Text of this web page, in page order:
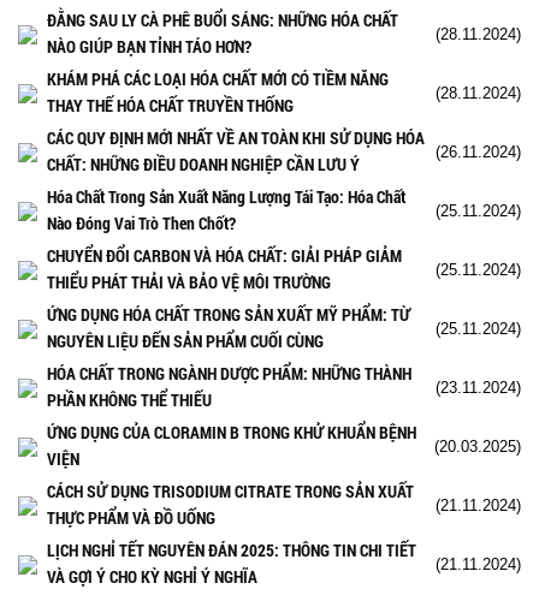
ĐẰNG SAU LY CÀ PHÊ BUỔI SÁNG: NHỮNG HÓA CHẤT
NÀO GIÚP BẠN TỈNH TÁO HƠN?
(28.11.2024)
KHÁM PHÁ CÁC LOẠI HÓA CHẤT MỚI CÓ TIỀM NĂNG
THAY THẾ HÓA CHẤT TRUYỀN THỐNG
(28.11.2024)
CÁC QUY ĐỊNH MỚI NHẤT VỀ AN TOÀN KHI SỬ DỤNG HÓA
CHẤT: NHỮNG ĐIỀU DOANH NGHIỆP CẦN LƯU Ý
(26.11.2024)
Hóa Chất Trong Sản Xuất Năng Lượng Tái Tạo: Hóa Chất
Nào Đóng Vai Trò Then Chốt?
(25.11.2024)
CHUYỂN ĐỔI CARBON VÀ HÓA CHẤT: GIẢI PHÁP GIẢM
THIỂU PHÁT THẢI VÀ BẢO VỆ MÔI TRƯỜNG
(25.11.2024)
ỨNG DỤNG HÓA CHẤT TRONG SẢN XUẤT MỸ PHẨM: TỪ
NGUYÊN LIỆU ĐẾN SẢN PHẨM CUỐI CÙNG
(25.11.2024)
HÓA CHẤT TRONG NGÀNH DƯỢC PHẨM: NHỮNG THÀNH
PHẦN KHÔNG THỂ THIẾU
(23.11.2024)
ỨNG DỤNG CỦA CLORAMIN B TRONG KHỬ KHUẨN BỆNH
VIỆN
(20.03.2025)
CÁCH SỬ DỤNG TRISODIUM CITRATE TRONG SẢN XUẤT
THỰC PHẨM VÀ ĐỒ UỐNG
(21.11.2024)
LỊCH NGHỈ TẾT NGUYÊN ĐÁN 2025: THÔNG TIN CHI TIẾT
VÀ GỢI Ý CHO KỲ NGHỈ Ý NGHĨA
(21.11.2024)